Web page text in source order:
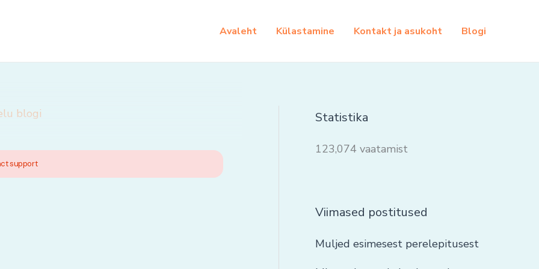
Avaleht Külastamine Kontakt ja asukoht Blogi
blogi
support
Statistika
123,074 vaatamist
Viimased postitused
Muljed esimesest perelepitusest